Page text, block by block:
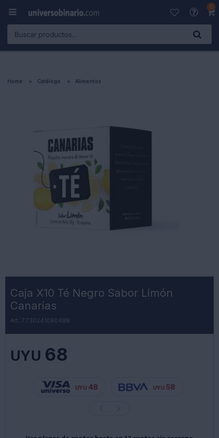
0

Home Catálogo Alimentos
Caja X10 Té Negro Sabor Limón
Canarias
7730241080488
UYU 68
UYU 48 UYU 58